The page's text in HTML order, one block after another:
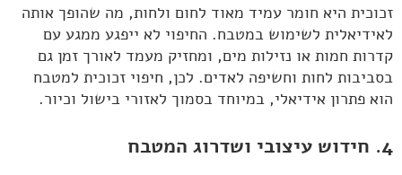
זכוכית היא חומר עמיד מאוד לחום ולחות, מה שהופך אותה
לאידיאלית לשימוש במטבח. החיפוי לא ייפגע ממגע עם
קדרות חמות או נזילות מים, ומחזיק מעמד לאורך זמן גם
בסביבות לחות וחשיפה לאדים. לכן, חיפוי זכוכית למטבח
הוא פתרון אידיאלי, במיוחד בסמוך לאזורי בישול וכיור.
4. חידוש עיצובי ושדרוג המטבח